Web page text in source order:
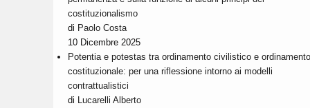
costituzionalismo
di Paolo Costa
10 Dicembre 2025
Potentia e potestas tra ordinamento civilistico e ordinamento
costituzionale: per una riflessione intorno ai modelli
contrattualistici
di
Lucarelli Alberto